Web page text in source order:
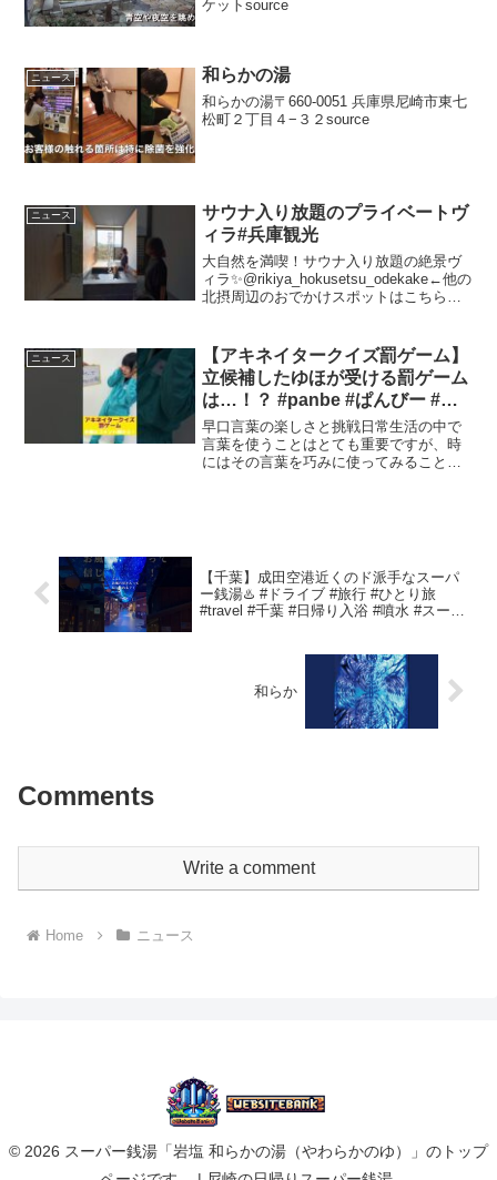
ケットsource
ニュース 和らかの湯
和らかの湯〒660-0051 兵庫県尼崎市東七
松町２丁目４−３２source
ニュース
サウナ入り放題のプライベートヴ
ィラ#兵庫観光
大自然を満喫！サウナ入り放題の絶景ヴ
ィラ✨@rikiya_hokusetsu_odekake←他の
北摂周辺のおでかけスポットはこちらー
い🥹自分へのご褒美旅行におすすめの...
ニュース
【アキネイタークイズ罰ゲーム】
立候補したゆほが受ける罰ゲーム
は…！？ #panbe #ぱんびー #ア
キネイター #罰ゲーム #早口言葉
早口言葉の楽しさと挑戦日常生活の中で
言葉を使うことはとても重要ですが、時
にはその言葉を巧みに使ってみること
【千葉】成田空港近くのド派手なスーパ
ー銭湯♨️ #ドライブ #旅行 #ひとり旅
#travel #千葉 #日帰り入浴 #噴水 #スーパ
和らか
Comments
Write a comment
Home ニュース
© 2026 スーパー銭湯「岩塩 和らかの湯（やわらかのゆ）」のトップ